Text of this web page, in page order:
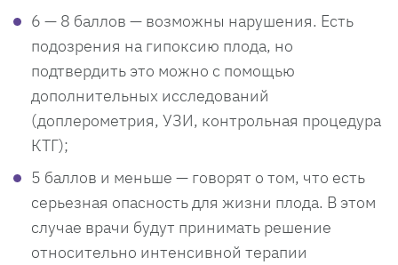
6 — 8 баллов — возможны нарушения. Есть
подозрения на гипоксию плода, но
подтвердить это можно с помощью
дополнительных исследований
(доплерометрия, УЗИ, контрольная процедура
КТГ);
5 баллов и меньше — говорят о том, что есть
серьезная опасность для жизни плода. В этом
случае врачи будут принимать решение
относительно интенсивной терапии